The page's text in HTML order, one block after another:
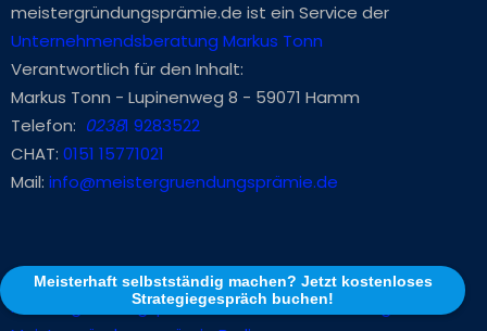
Meisterhaft selbstständig machen? Jetzt kostenloses
Strategiegespräch buchen!
meistergründungsprämie.de ist ein Service der
Unternehmendsberatung Markus Tonn
Verantwortlich für den Inhalt:
Markus Tonn - Lupinenweg 8 - 59071 Hamm
Telefon: 02381 9283522
CHAT: 0151 15771021
Mail: info@meistergruendungsprämie.de
SITEMAPMEISTERGRÜNDUNGSPRÄMIE
Meistergründungsprämie Baden-Württemberg BW